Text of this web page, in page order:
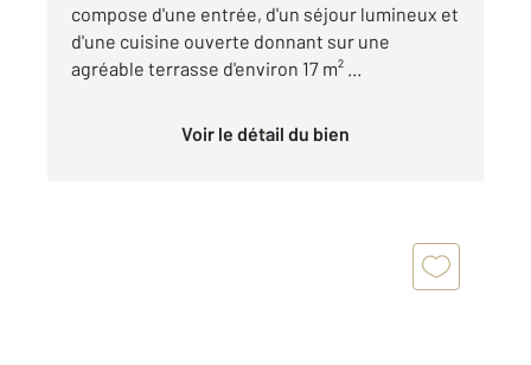
compose d'une entrée, d'un séjour lumineux et
d'une cuisine ouverte donnant sur une
agréable terrasse d'environ 17 m² ...
Voir le détail du bien